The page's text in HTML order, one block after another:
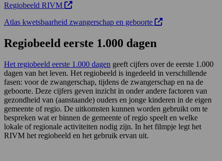
Regiobeeld RIVM Deze link opent in een nieuw tabblad
Atlas kwetsbaarheid zwangerschap en geboorte Deze link opent in
Regiobeeld eerste 1.000 dagen
Het regiobeeld eerste 1.000 dagen geeft cijfers over de eerste 1.000
dagen van het leven. Het regiobeeld is ingedeeld in verschillende
fasen: voor de zwangerschap, tijdens de zwangerschap en na de
geboorte. Deze cijfers geven inzicht in onder andere factoren van
gezondheid van (aanstaande) ouders en jonge kinderen in de eigen
gemeente of regio. De uitkomsten kunnen worden gebruikt om te
bespreken wat er binnen de gemeente of regio speelt en welke
lokale of regionale activiteiten nodig zijn. In het filmpje legt het
RIVM het regiobeeld en het gebruik ervan uit.